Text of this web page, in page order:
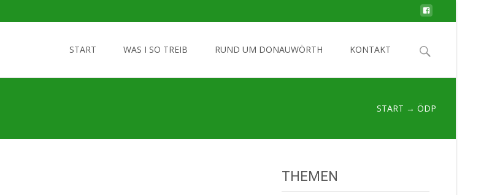
START WAS I SO TREIB RUND UM DONAUWÖRTH KONTAKT
Search
START → ÖDP
THEMEN